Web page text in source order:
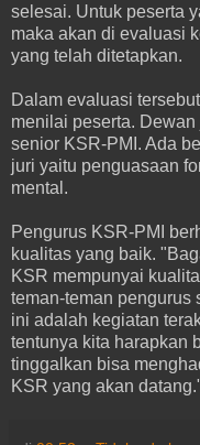
selesai. Untuk peserta
maka akan di evaluasi
yang telah ditetapkan.
Dalam evaluasi
menilai peserta.
senior KSR-PMI. Ada
juri yaitu penguasaan
mental.
Pengurus KSR-PMI
kualitas yang baik.
KSR mempunyai
teman-teman pengurus
ini adalah kegiatan
tentunya kita harapkan
tinggalkan bisa
KSR yang akan